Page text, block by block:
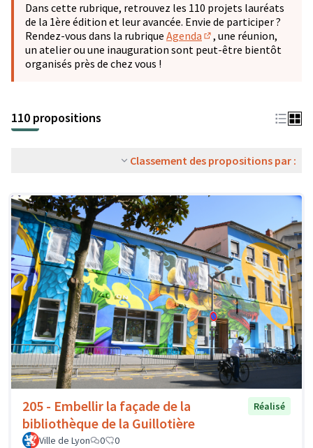
−
Dans cette rubrique, retrouvez les 110 projets lauréats
de la 1ère édition et leur avancée. Envie de participer ?
Rendez-vous dans la rubrique Agenda
(S'ouvre dans un
, une réunion,
un atelier ou une inauguration sont peut-être bientôt
organisés près de chez vous !
110 propositions
Classement des propositions par :
205 - Embellir la façade de la
bibliothèque de la Guillotière
Réalisé
Ville de Lyon 0 0